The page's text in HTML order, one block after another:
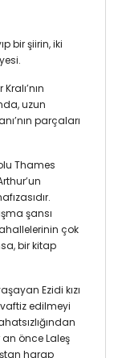
bir şiirin, iki
uzun
parçaları
Thames
şansı
çok
bir kitap
Ezidi kızı
vaftiz edilmeyi
an önce Laleş
harap